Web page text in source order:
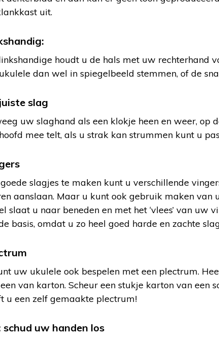
uit.
houdt u de hals met uw rechterhand
dan wel in spiegelbeeld stemmen, of de
slag
uw slaghand als een klokje heen en weer, op
mee telt, als u strak kan strummen kunt u
slagjes te maken kunt u verschillende
aanslaan. Maar u kunt ook gebruik maken
slaat u naar beneden en met het ‘vlees’ van uw
basis, omdat u zo heel goed harde en zachte
uw ukulele ook bespelen met een plectrum.
van karton. Scheur een stukje karton van een
u een zelf gemaakte plectrum!
schud uw handen los